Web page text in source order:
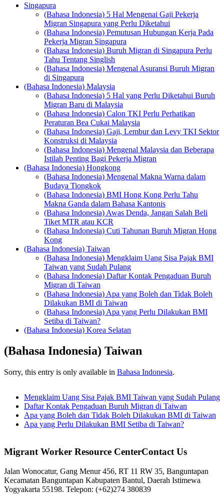
Singapura
(Bahasa Indonesia) 5 Hal Mengenai Gaji Pekerja
Migran Singapura yang Perlu Diketahui
(Bahasa Indonesia) Pemutusan Hubungan Kerja Pada
Pekerja Migran Singapura
(Bahasa Indonesia) Buruh Migran di Singapura Perlu
Tahu Tentang Singlish
(Bahasa Indonesia) Mengenal Asuransi Buruh Migran
di Singapura
(Bahasa Indonesia) Malaysia
(Bahasa Indonesia) 5 Hal yang Perlu Diketahui Buruh
Migran Baru di Malaysia
(Bahasa Indonesia) Calon TKI Perlu Perhatikan
Peraturan Bea Cukai Malaysia
(Bahasa Indonesia) Gaji, Lembur dan Levy TKI Sektor
Konstruksi di Malaysia
(Bahasa Indonesia) Mengenal Malaysia dan Beberapa
Istilah Penting Bagi Pekerja Migran
(Bahasa Indonesia) Hongkong
(Bahasa Indonesia) Mengenal Makna Warna dalam
Budaya Tiongkok
(Bahasa Indonesia) BMI Hong Kong Perlu Tahu
Makna Ganda dalam Bahasa Kantonis
(Bahasa Indonesia) Awas Denda, Jangan Salah Beli
Tiket MTR atau KCR
(Bahasa Indonesia) Cuti Tahunan Buruh Migran Hong
Kong
(Bahasa Indonesia) Taiwan
(Bahasa Indonesia) Mengklaim Uang Sisa Pajak BMI
Taiwan yang Sudah Pulang
(Bahasa Indonesia) Daftar Kontak Pengaduan Buruh
Migran di Taiwan
(Bahasa Indonesia) Apa yang Boleh dan Tidak Boleh
Dilakukan BMI di Taiwan
(Bahasa Indonesia) Apa yang Perlu Dilakukan BMI
Setiba di Taiwan?
(Bahasa Indonesia) Korea Selatan
(Bahasa Indonesia) Taiwan
Sorry, this entry is only available in Bahasa Indonesia.
Mengklaim Uang Sisa Pajak BMI Taiwan yang Sudah Pulang
Daftar Kontak Pengaduan Buruh Migran di Taiwan
Apa yang Boleh dan Tidak Boleh Dilakukan BMI di Taiwan
Apa yang Perlu Dilakukan BMI Setiba di Taiwan?
Migrant Worker Resource CenterContact Us
Jalan Wonocatur, Gang Menur 456, RT 11 RW 35, Banguntapan
Kecamatan Banguntapan Kabupaten Bantul, Daerah Istimewa
Yogyakarta 55198. Telepon: (+62)274 380839